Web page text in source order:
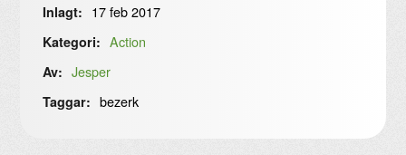
Inlagt: 17 feb 2017
Kategori: Action
Av: Jesper
Taggar: bezerk